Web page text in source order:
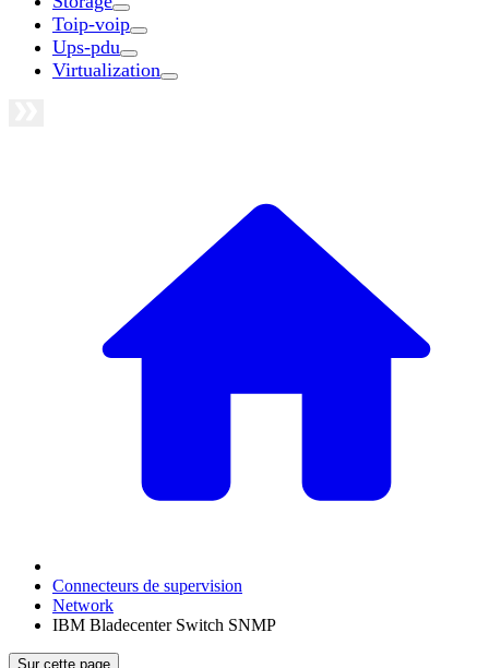
Toip-voip
Ups-pdu
Virtualization
Connecteurs de supervision
Network
IBM Bladecenter Switch SNMP
Sur cette page